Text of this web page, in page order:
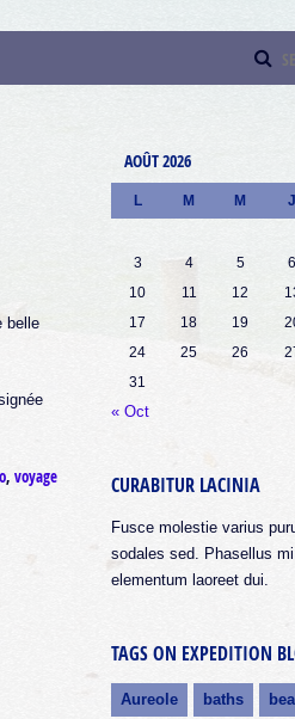
belle
, voyage
AOÛT 2026
L M M J
3
4 5 6
10
11 12
17
18 19
24
25 26
31
« Oct
CURABITUR LACINIA
Fusce molestie varius
sodales sed. Phasellus
elementum laoreet dui.
TAGS ON EXPEDITION
Aureole baths